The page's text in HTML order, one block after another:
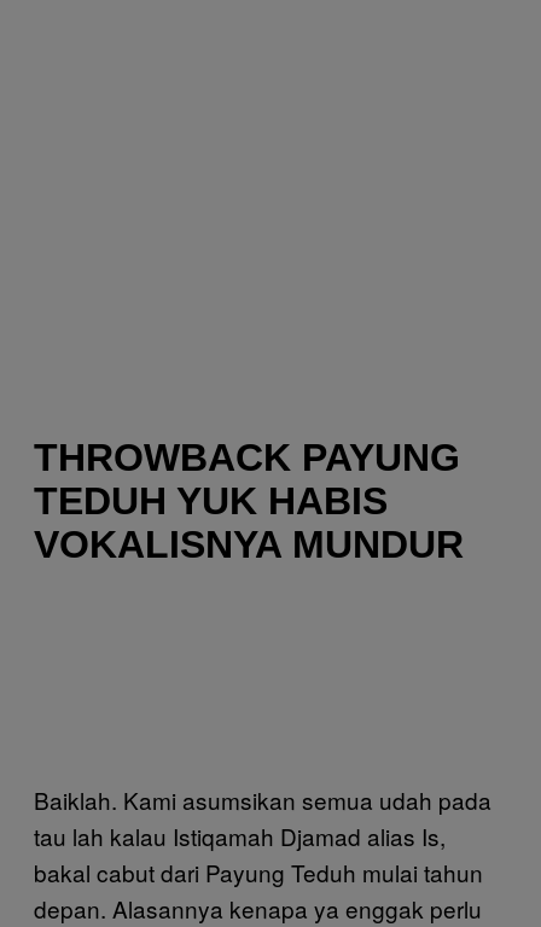
THROWBACK PAYUNG
TEDUH YUK HABIS
VOKALISNYA MUNDUR
Baiklah. Kami asumsikan semua udah pada
tau lah kalau Istiqamah Djamad alias Is,
bakal cabut dari Payung Teduh mulai tahun
depan. Alasannya kenapa ya enggak perlu